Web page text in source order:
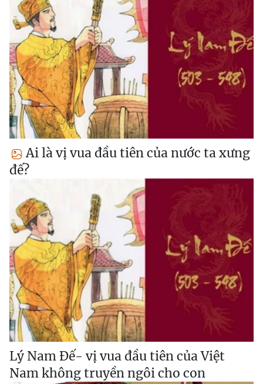
Ai là vị vua đầu tiên của nước ta xưng
đế?
Lý Nam Đế- vị vua đầu tiên của Việt
Nam không truyền ngôi cho con